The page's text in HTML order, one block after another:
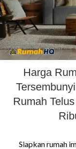
Harga
Rumah
Siapkan rumah